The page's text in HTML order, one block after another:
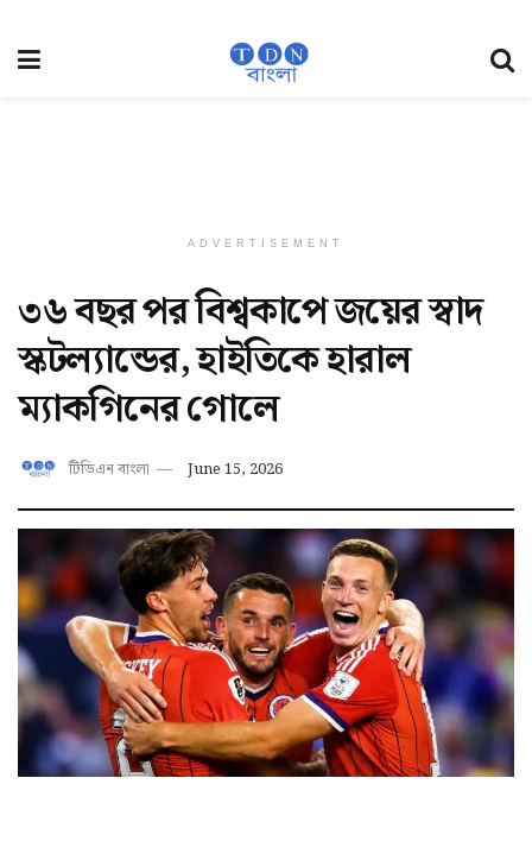
ADVERTISEMENT
৩৬ বছর পর বিশ্বকাপে জয়ের স্বাদ
স্কটল্যান্ডের, হাইতিকে হারাল
ম্যাকগিনের গোলে
টিডিএন বাংলা June 15, 2026